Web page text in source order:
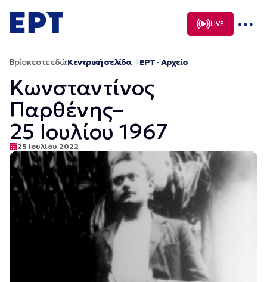
σε
περιεχόμενο
LIVE
Βρίσκεστε εδώ:Κεντρική σελίδα ΕΡΤ - Αρχείο
Κωνσταντίνος
Παρθένης–
25 Ιουλίου 1967
25 Ιουλίου 2022